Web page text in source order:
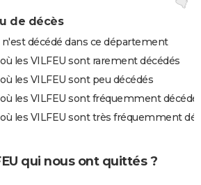
de décès
n'est décédé dans ce département
les VILFEU sont rarement décédés
les VILFEU sont peu décédés
les VILFEU sont fréquemment
les VILFEU sont très fréquemment
qui nous ont quittés ?